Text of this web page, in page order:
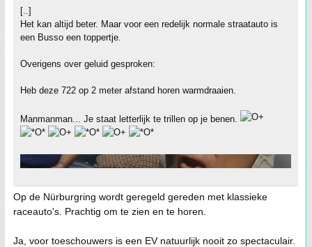
[..]
Het kan altijd beter. Maar voor een redelijk normale straatauto is
een Busso een toppertje.
Overigens over geluid gesproken:
Heb deze 722 op 2 meter afstand horen warmdraaien.
Manmanman... Je staat letterlijk te trillen op je benen.
Op de Nürburgring wordt geregeld gereden met klassieke
raceauto's. Prachtig om te zien en te horen.
Ja, voor toeschouwers is een EV natuurlijk nooit zo spectaculair.